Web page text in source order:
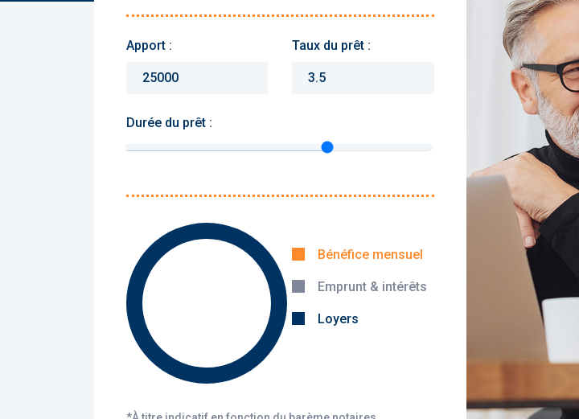
Apport : Taux du prêt :
Durée du prêt :
Yearly rent :
Bénéfice mensuel
Emprunt & intérêts
Loyers